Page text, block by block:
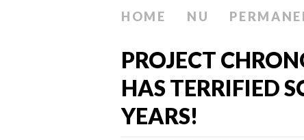
HOME NU
PROJECT
HAS TERRIFIED
YEARS!